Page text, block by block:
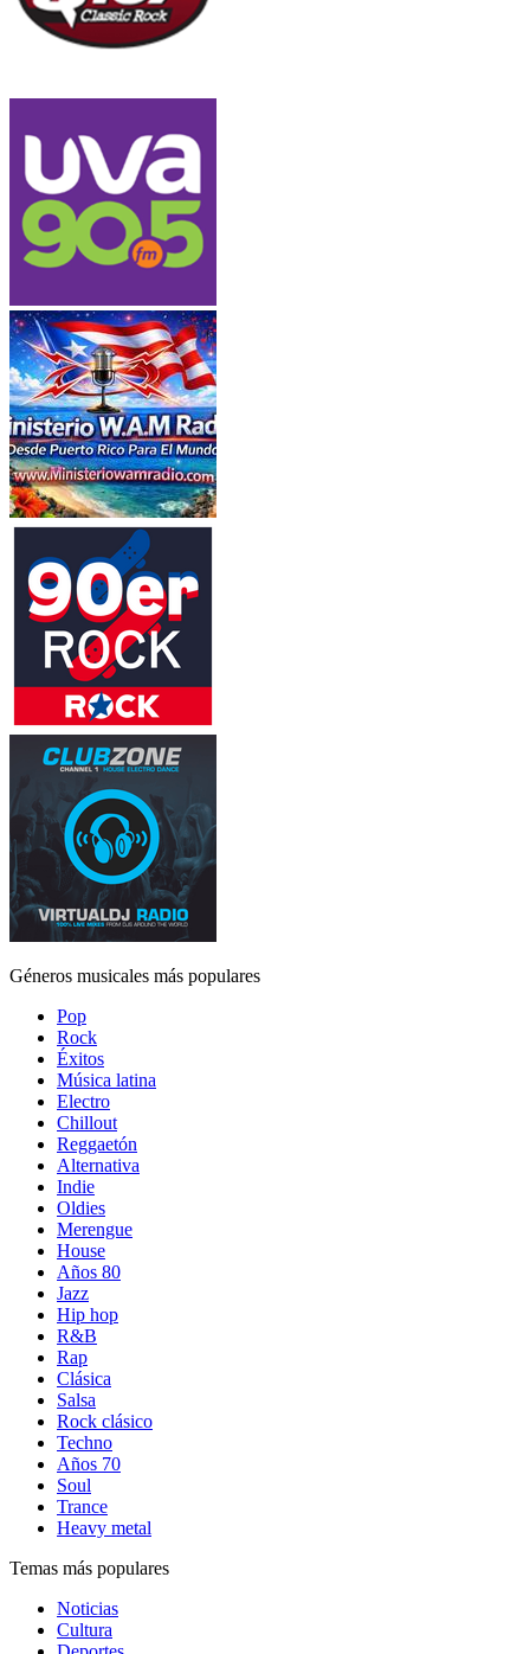
Géneros musicales más populares
Pop
Rock
Éxitos
Música latina
Electro
Chillout
Reggaetón
Alternativa
Indie
Oldies
Merengue
House
Años 80
Jazz
Hip hop
R&B
Rap
Clásica
Salsa
Rock clásico
Techno
Años 70
Soul
Trance
Heavy metal
Temas más populares
Noticias
Cultura